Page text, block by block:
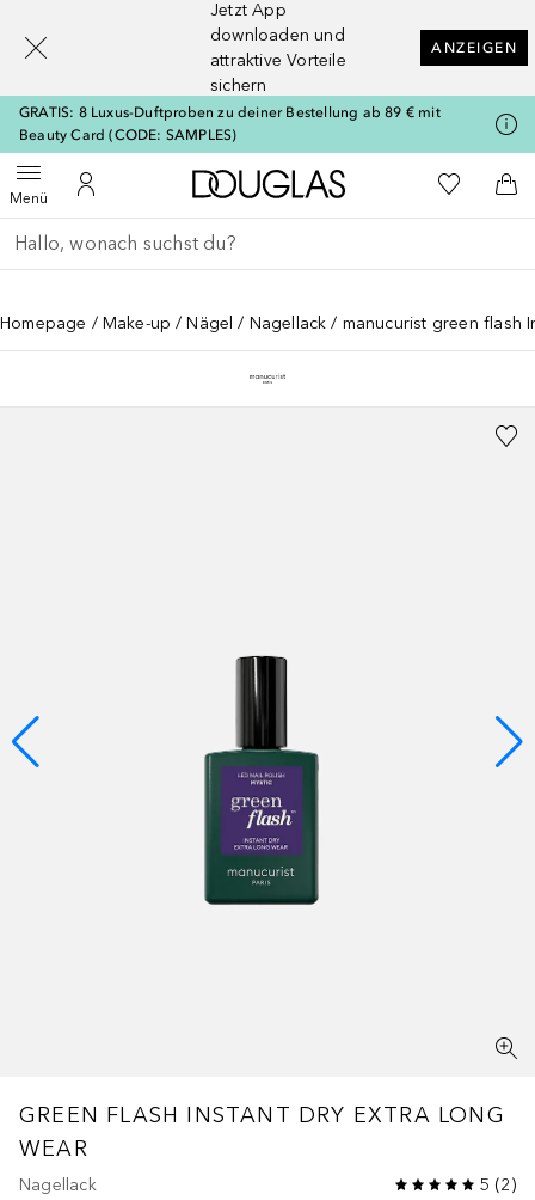
Jetzt App
downloaden und
attraktive Vorteile
sichern
ANZEIGEN
GRATIS: 8 Luxus-Duftproben zu deiner Bestellung ab 89 € mit
Beauty Card (CODE: SAMPLES)
MenüMenü öffnenZu Meinem Kundenkonto
Zur Douglas Startseite
Zu Meiner
Gehe zurück
Suche ausführen
Homepage Make-up Nägel Nagellack manucurist green flash
GREEN FLASH INSTANT DRY EXTRA LONG
WEAR
Nagellack 5 (2)
[navigation.slideout.screenreader]